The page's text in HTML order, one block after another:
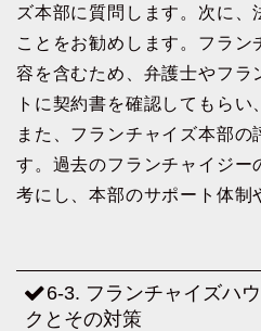
ズ本部に質問します。次に、
ことをお勧めします。フラン
容を含むため、弁護士やフラ
トに契約書を確認してもらい
また、フランチャイズ本部の
す。過去のフランチャイジー
考にし、本部のサポート体制
6-3. フランチャイズハ
クとその対策